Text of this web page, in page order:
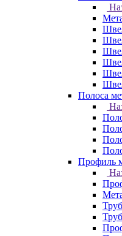
Полоса
Профиль